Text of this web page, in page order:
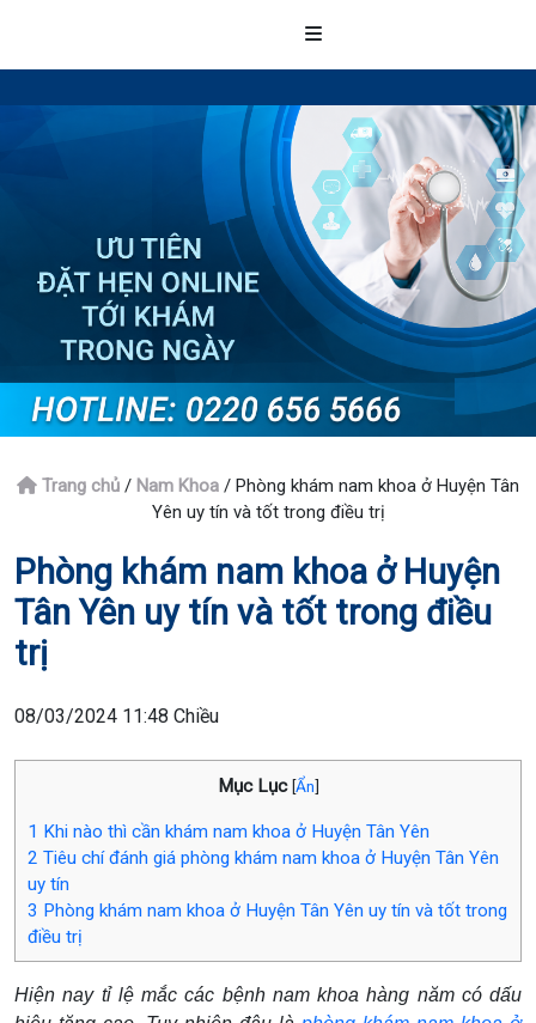
Trang chủ / Nam Khoa / Phòng khám nam khoa ở Huyện Tân
Yên uy tín và tốt trong điều trị
Phòng khám nam khoa ở Huyện
Tân Yên uy tín và tốt trong điều
trị
08/03/2024 11:48 Chiều
Mục Lục [Ẩn]
1 Khi nào thì cần khám nam khoa ở Huyện Tân Yên
2 Tiêu chí đánh giá phòng khám nam khoa ở Huyện Tân Yên
uy tín
3 Phòng khám nam khoa ở Huyện Tân Yên uy tín và tốt trong
điều trị
Hiện nay tỉ lệ mắc các bệnh nam khoa hàng năm có dấu